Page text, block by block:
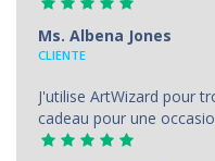
Ms. Albena Jones
CLIENTE
J'utilise ArtWizard pour
cadeau pour une